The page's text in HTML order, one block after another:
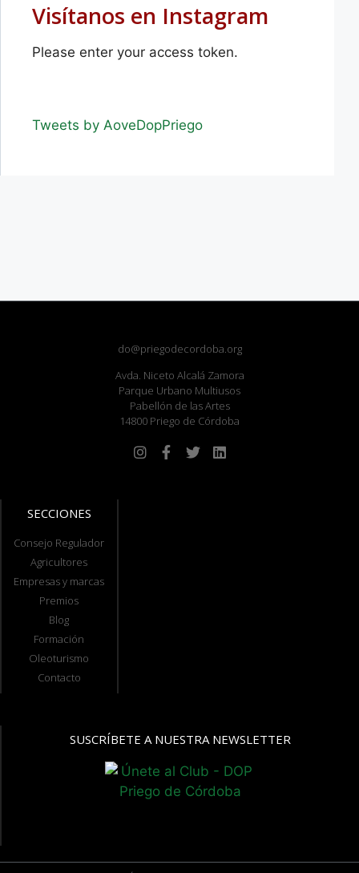
Visítanos en Instagram
Please enter your access token.
Tweets by AoveDopPriego
do@priegodecordoba.org
Avda. Niceto Alcalá Zamora
Parque Urbano Multiusos
Pabellón de las Artes
14800 Priego de Córdoba
SECCIONES
Consejo Regulador
Agricultores
Empresas y marcas
Premios
Blog
Formación
Oleoturismo
Contacto
SUSCRÍBETE A NUESTRA NEWSLETTER